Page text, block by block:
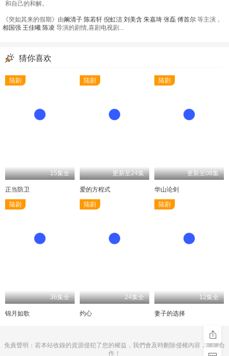
和自己的和解。
《突如其来的假期》由阚清子 陈若轩 倪虹洁 刘美含 朱嘉琦 张磊 傅首尔 等主演，
相国强 王佳曦 陈凌 导演的剧情,喜剧电视剧...
猜你喜欢
15集全
陆剧
正当防卫
更新至24集
陆剧
爱的方程式
更新至08集
陆剧
华山论剑
36集全
陆剧
锦月如歌
24集全
陆剧
灼心
12集全
陆剧
妻子的选择
免責聲明：若本站收錄的資源侵犯了您的權益，我們會及時刪除侵權內容，謝謝合
作！